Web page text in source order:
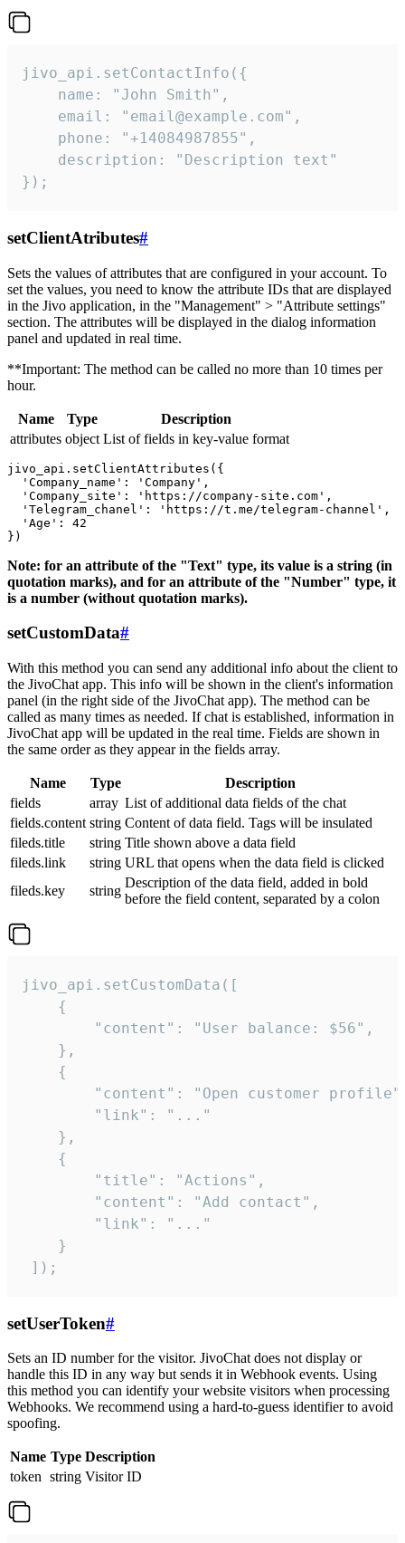
jivo_api.setContactInfo({
    name: "John Smith",
    email: "email@example.com",
    phone: "+14084987855",
    description: "Description text"
});
setClientAtributes#
Sets the values ​​of attributes that are configured in your account. To
set the values, you need to know the attribute IDs that are displayed
in the Jivo application, in the "Management" > "Attribute settings"
section. The attributes will be displayed in the dialog information
panel and updated in real time.
**Important: The method can be called no more than 10 times per
hour.
Name Type
Description
attributes object List of fields in key-value format
jivo_api.setClientAttributes({
  'Company_name': 'Company',
  'Company_site': 'https://company-site.com',
  'Telegram_chanel': 'https://t.me/telegram-channel',
  'Age': 42
Note: for an attribute of the "Text" type, its value is a string (in
quotation marks), and for an attribute of the "Number" type, it
is a number (without quotation marks).
setCustomData#
With this method you can send any additional info about the client to
the JivoChat app. This info will be shown in the client's information
panel (in the right side of the JivoChat app). The method can be
called as many times as needed. If chat is established, information in
JivoChat app will be updated in the real time. Fields are shown in
the same order as they appear in the fields array.
Name Type
Description
fields
array List of additional data fields of the chat
fields.content string Content of data field. Tags will be insulated
fileds.title
string Title shown above a data field
fileds.link
string URL that opens when the data field is clicked
fileds.key
string
Description of the data field, added in bold
before the field content, separated by a colon
jivo_api.setCustomData([
    {
        "content": "User balance: $56",
    },
    {
"content": "Open customer
        "link": "..."
    },
    {
        "title": "Actions",
        "content": "Add contact",
        "link": "..."
    }
]);
setUserToken#
Sets an ID number for the visitor. JivoChat does not display or
handle this ID in any way but sends it in Webhook events. Using
this method you can identify your website visitors when processing
Webhooks. We recommend using a hard-to-guess identifier to avoid
spoofing.
Name Type Description
token string Visitor ID